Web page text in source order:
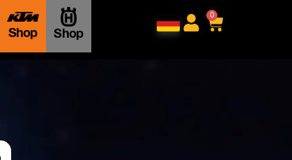
Shop Shop
0